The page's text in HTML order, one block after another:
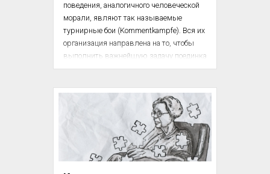
поведения, аналогичного человеческой
морали, являют так называемые
турнирные бои (Kommentkampfe). Вся их
организация направлена на то, чтобы
выполнить важнейшую задачу поединка
-- выяснить, кто сильнее, — не причинив
слабому. Такую же цель преследуют
рыцарский турнир и спортивное
состязание; поэтому турнирные бои
животных не могут не производить даже
на знающих людей впечатления
«рыцарственности», или «спортивного